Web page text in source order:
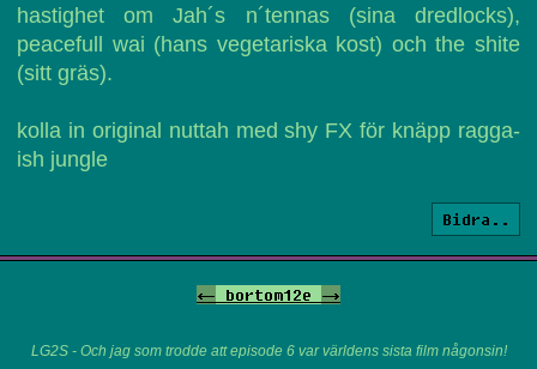
hastighet om Jah´s n´tennas (sina dredlocks),
peacefull wai (hans vegetariska kost) och the shite
(sitt gräs).
kolla in original nuttah med shy FX för knäpp ragga-
ish jungle
Bidra..
<- bortom12e ->
LG2S - Och jag som trodde att episode 6 var världens sista film någonsin!